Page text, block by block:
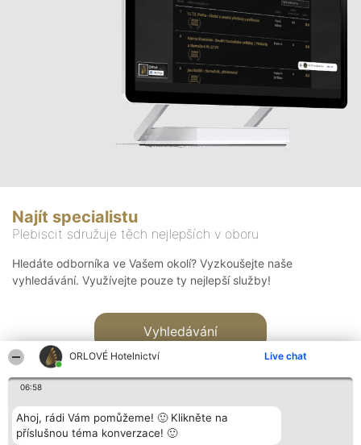
ORLOVÉ Hotelnictví Live chat
06:58
Ahoj, rádi Vám pomůžeme! 🙂 Klikněte na
příslušnou téma konverzace! 🙂
Najít specialistu
Plebiscit sdružuje těch nejlepších v oboru
Hledáte odborníka ve Vašem okolí? Vyzkoušejte naše
vyhledávání. Využívejte pouze ty nejlepší služby!
Vyhledávání